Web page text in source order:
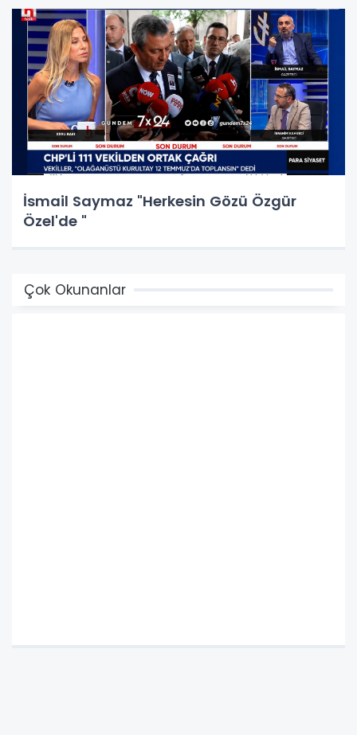
İsmail Saymaz "Herkesin Gözü Özgür
Özel'de "
Çok Okunanlar